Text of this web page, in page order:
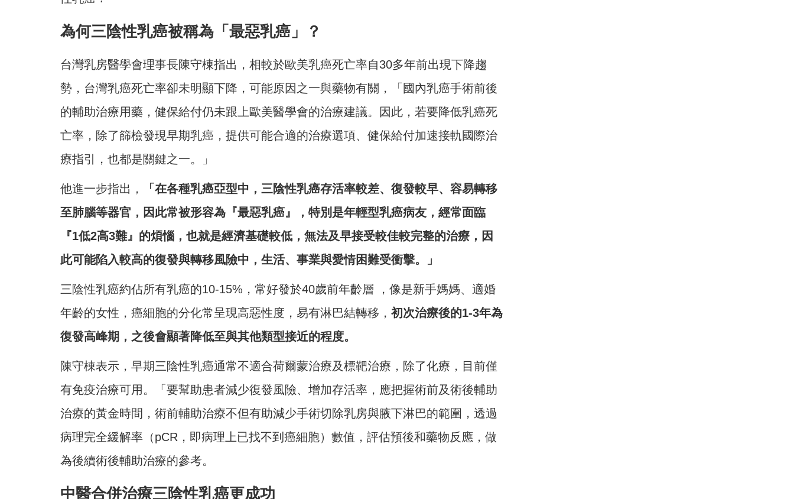
為何三陰性乳癌被稱為「最惡乳癌」？
台灣乳房醫學會理事長陳守棟指出，相較於歐美乳癌死亡率自30多年前出現下降趨
勢，台灣乳癌死亡率卻未明顯下降，可能原因之一與藥物有關，「國內乳癌手術前後
的輔助治療用藥，健保給付仍未跟上歐美醫學會的治療建議。因此，若要降低乳癌死
亡率，除了篩檢發現早期乳癌，提供可能合適的治療選項、健保給付加速接軌國際治
療指引，也都是關鍵之一。」
他進一步指出，
「在各種乳癌亞型中，三陰性乳癌存活率較差、復發較早、容易轉移
至肺腦等器官，因此常被形容為『最惡乳癌』，特別是年輕型乳癌病友，經常面臨
『1低2高3難』的煩惱，也就是經濟基礎較低，無法及早接受較佳較完整的治療，因
此可能陷入較高的復發與轉移風險中，生活、事業與愛情困難受衝擊。」
三陰性乳癌約佔所有乳癌的10-15%，常好發於40歲前年齡層 ，像是新手媽媽、適婚
年齡的女性，癌細胞的分化常呈現高惡性度，易有淋巴結轉移， 初次治療後的1-3年為
復發高峰期，之後會顯著降低至與其他類型接近的程度。
陳守棟表示，早期三陰性乳癌通常不適合荷爾蒙治療及標靶治療，除了化療，目前僅
有免疫治療可用。「要幫助患者減少復發風險、增加存活率，應把握術前及術後輔助
治療的黃金時間，術前輔助治療不但有助減少手術切除乳房與腋下淋巴的範圍，透過
病理完全緩解率（pCR，即病理上已找不到癌細胞）數值，評估預後和藥物反應，做
為後續術後輔助治療的參考。
中醫合併治療三陰性乳癌更成功